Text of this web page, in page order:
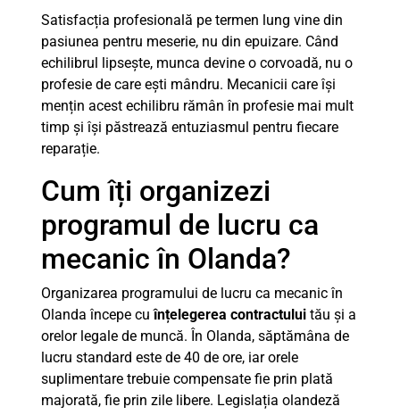
Satisfacția profesională pe termen lung vine din
pasiunea pentru meserie, nu din epuizare. Când
echilibrul lipsește, munca devine o corvoadă, nu o
profesie de care ești mândru. Mecanicii care își
mențin acest echilibru rămân în profesie mai mult
timp și își păstrează entuziasmul pentru fiecare
reparație.
Cum îți organizezi
programul de lucru ca
mecanic în Olanda?
Organizarea programului de lucru ca mecanic în
Olanda începe cuînțelegerea contractului tău și a
orelor legale de muncă. În Olanda, săptămâna de
lucru standard este de 40 de ore, iar orele
suplimentare trebuie compensate fie prin plată
majorată, fie prin zile libere. Legislația olandeză